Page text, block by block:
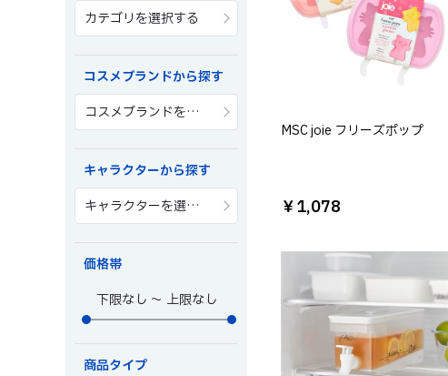
カテゴリを選択する
コスメブランドから探す
コスメブランドを選択する
キャラクターから探す
キャラクターを選択する
価格帯
～
商品タイプ
MSC joie フリーズポップ
￥1,078